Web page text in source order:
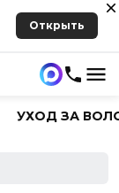
Открыть
УХОД ЗА